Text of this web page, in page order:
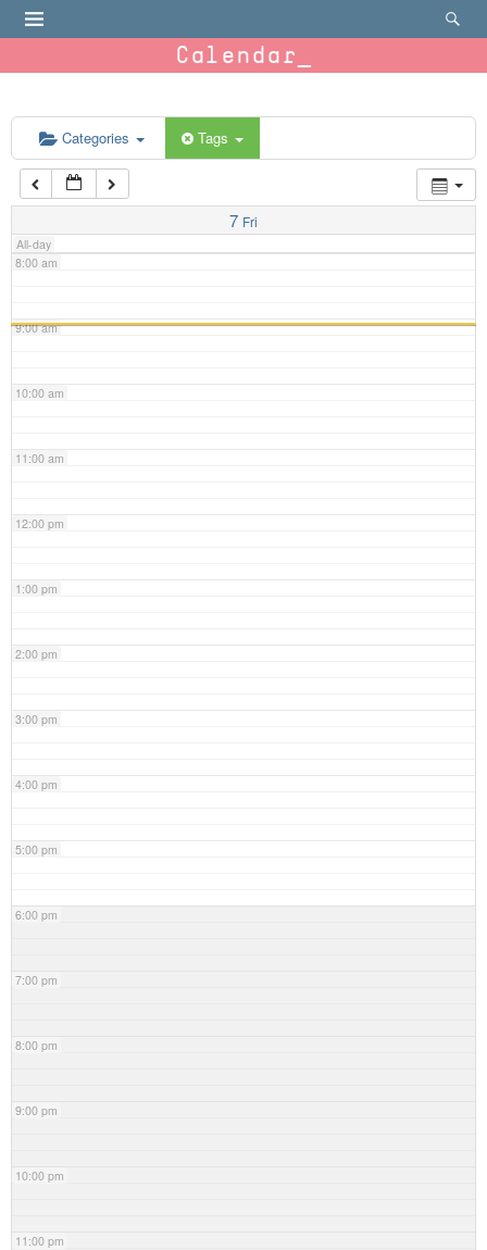
Calendar
Categories Tags
7 Fri
All-day
6:00 am
7:00 am
8:00 am
9:00 am
10:00 am
11:00 am
12:00 pm
1:00 pm
2:00 pm
3:00 pm
4:00 pm
5:00 pm
6:00 pm
7:00 pm
8:00 pm
9:00 pm
10:00 pm
11:00 pm